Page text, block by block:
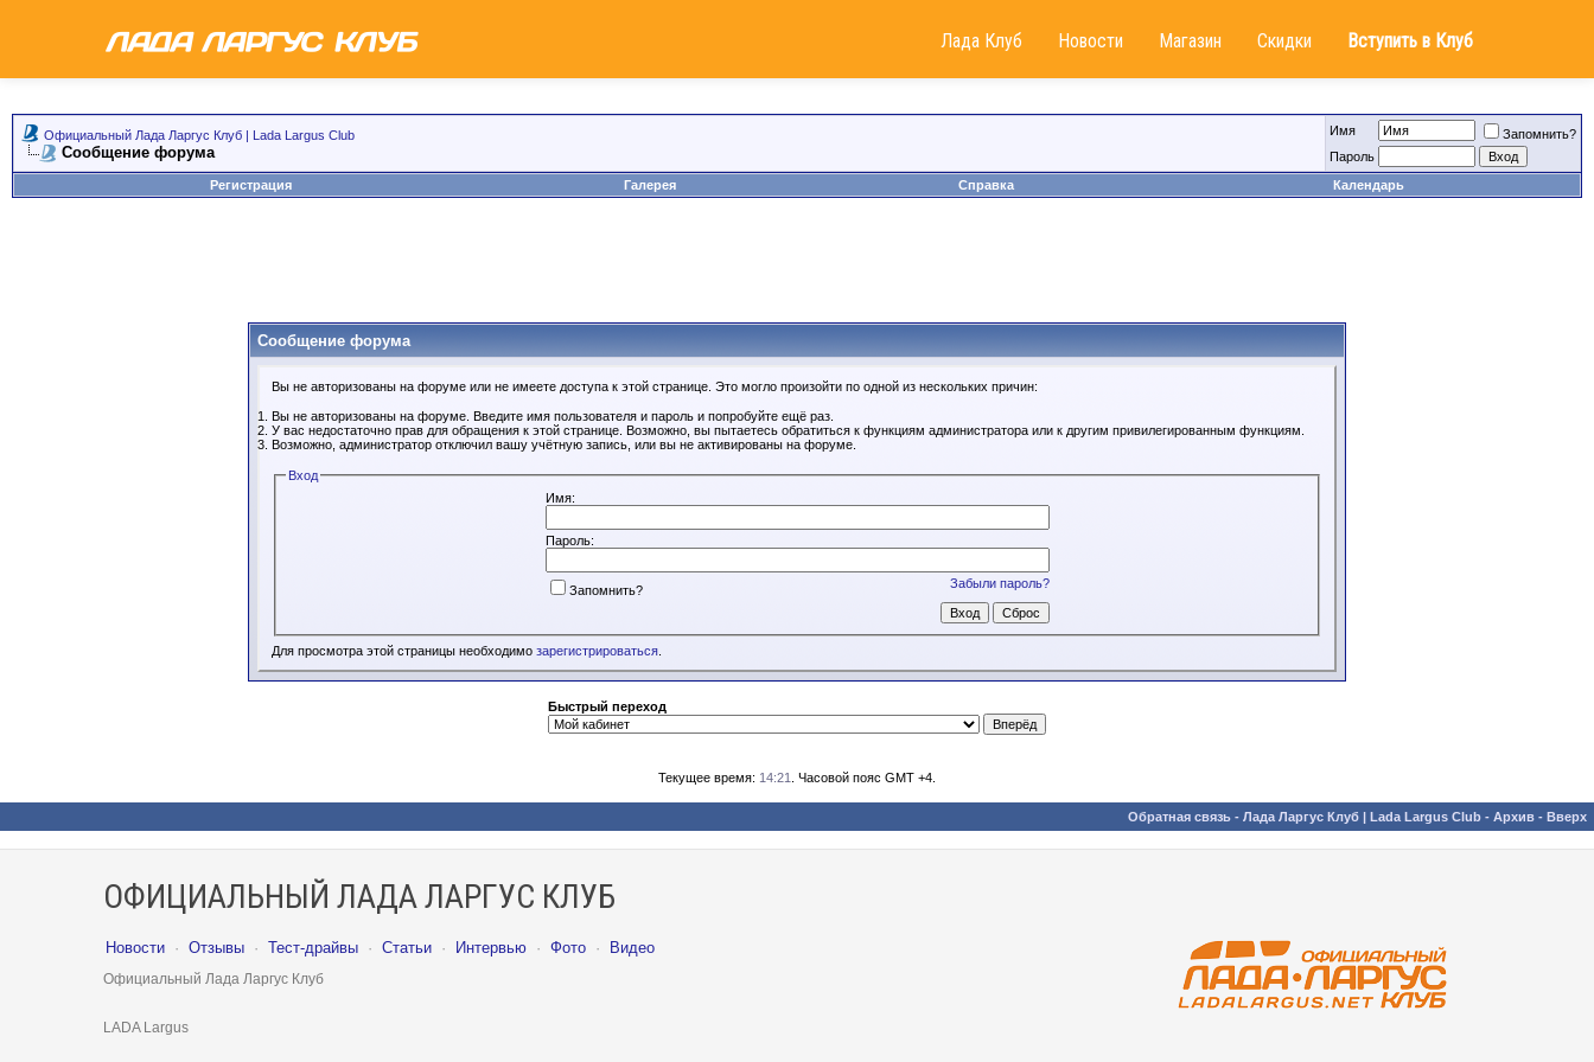
Лада Клуб Новости Магазин Скидки Вступить в Клуб
Официальный Лада Ларгус Клуб | Lada Largus Club
Сообщение форума
Имя
Запомнить?
Пароль
Регистрация
Галерея Справка Календарь
Сообщение форума
Вы не авторизованы на форуме или не имеете доступа к этой странице. Это могло произойти по одной из нескольких причин:
Вы не авторизованы на форуме. Введите имя пользователя и пароль и попробуйте ещё раз.
У вас недостаточно прав для обращения к этой странице. Возможно, вы пытаетесь обратиться к функциям администратора или к другим привилегированным функциям.
Возможно, администратор отключил вашу учётную запись, или вы не активированы на форуме.
Вход
Имя:
Пароль:
Забыли пароль?
Запомнить?
Для просмотра этой страницы необходимо зарегистрироваться
Быстрый переход
Текущее время: 14:21 . Часовой пояс GMT +4.
Обратная связь - Лада Ларгус Клуб | Lada Largus Club - Архив - Вверх
ОФИЦИАЛЬНЫЙ ЛАДА ЛАРГУС КЛУБ
Новости · Отзывы · Тест-драйвы · Статьи · Интервью · Фото · Видео
Официальный Лада Ларгус Клуб
LADA Largus